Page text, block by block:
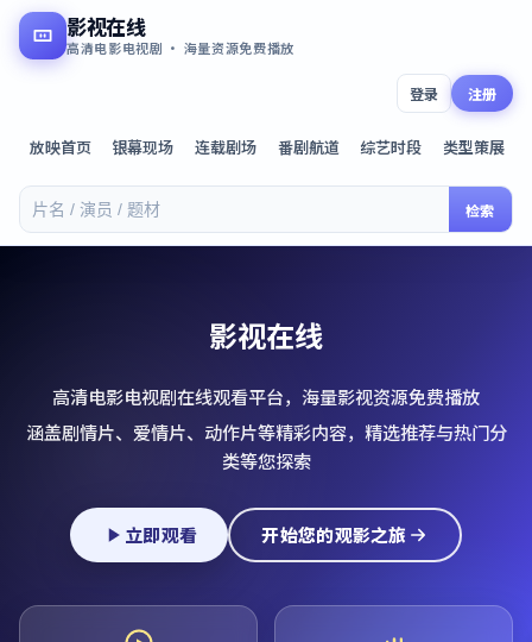
影视在线
高清电影电视剧 · 海量资源免费播放
放映首页 银幕现场 连载剧场 番剧航道 综艺时段 类型策展
检索
登录 注册
影视在线
高清电影电视剧在线观看平台，海量影视资源免费播放
涵盖剧情片、爱情片、动作片等精彩内容，精选推荐与热门分
类等您探索
立即观看 开始您的观影之旅